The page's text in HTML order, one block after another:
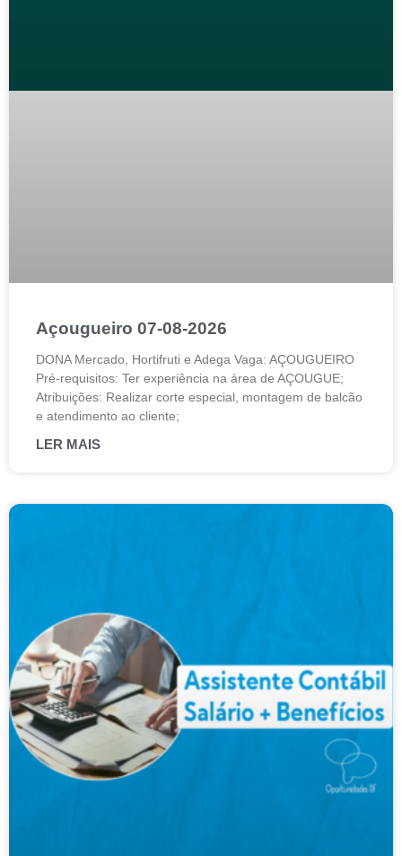
Açougueiro 07-08-2026
DONA Mercado, Hortifruti e Adega Vaga: AÇOUGUEIRO
Pré-requisitos: Ter experiência na área de AÇOUGUE;
Atribuições: Realizar corte especial, montagem de balcão
e atendimento ao cliente;
LER MAIS